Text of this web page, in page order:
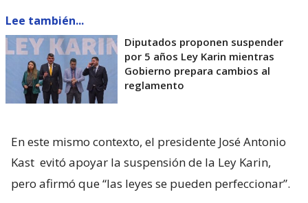
Lee también...
Diputados proponen suspender
por 5 años Ley Karin mientras
Gobierno prepara cambios al
reglamento
En este mismo contexto, el presidente José Antonio
Kast evitó apoyar la suspensión de la Ley Karin,
pero afirmó que “las leyes se pueden perfeccionar”.